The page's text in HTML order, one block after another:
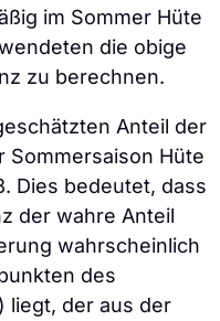
im Sommer Hüte
die obige
zu berechnen.
Anteil der
Sommersaison Hüte
Dies bedeutet, dass
der wahre Anteil
wahrscheinlich
des
liegt, der aus der